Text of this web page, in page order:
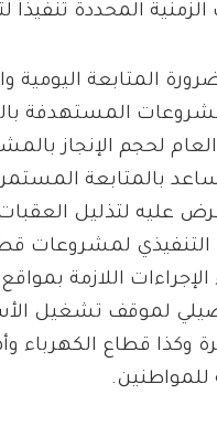
المحددة تنفيذاً
المتابعة
المستهدفة
لحجم الإنجاز
بالمتابعة
عليه لتذليل
لمشروعات
الإجراءات اللازمة
لموقف تشغيل
وكذا قطاع الكهرباء